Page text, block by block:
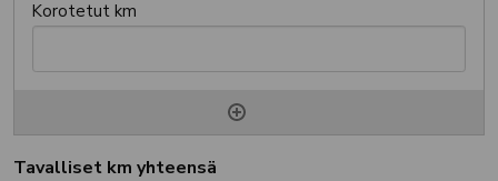
Tavalliset km yhteensä